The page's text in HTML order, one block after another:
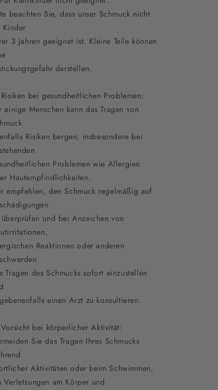
beachten Sie, dass unser Schmuck nicht
Kinder
3 Jahren geeignet ist. Kleine Teile können
darstellen.
bei gesundheitlichen Problemen:
einige Menschen kann das Tragen von
Risiken bergen, insbesondere bei
Problemen wie Allergien
Hautempfindlichkeiten.
empfehlen, den Schmuck regelmäßig auf
und bei Anzeichen von
Reaktionen oder anderen
Tragen des Schmucks sofort einzustellen
einen Arzt zu konsultieren.
bei körperlicher Aktivität:
Sie das Tragen Ihres Schmucks
Aktivitäten oder beim Schwimmen,
Verletzungen am Körper und